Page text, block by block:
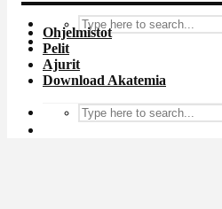
Ohjelmistot
Pelit
Ajurit
Download Akatemia